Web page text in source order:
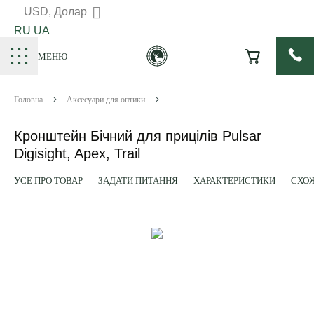
USD, Долар
RU UA
МЕНЮ
Головна Аксесуари для оптики
Кронштейн Бічний для прицілів Pulsar
Digisight, Apex, Trail
УСЕ ПРО ТОВАР ЗАДАТИ ПИТАННЯ ХАРАКТЕРИСТИКИ